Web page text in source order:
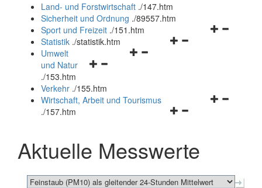
und
schließen
Land- und Forstwirtschaft ./147.htm
Sicherheit und Ordnung ./89557.htm
Navigationsmenü
Sport und Freizeit ./151.htm
Navigationsmenü
Statistik ./statistik.htm
Navigationsmenü
und
schließen
Umwelt
und Natur
./153.htm
Verkehr ./155.htm
Navigationsmenü
schließen
Wirtschaft, Arbeit und Tourismus
./157.htm
Aktuelle Messwerte